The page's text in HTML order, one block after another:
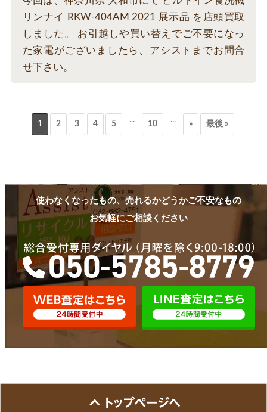
リンナイ RKW-404AM 2021 展示品 を店頭買取
しました。 お引越しや買い替えでご不要になっ
た家電がございましたら、アシストまでお問合
せ下さい。
1 2 3 4 5 ... 10 ... » 最後 »
使わなくなったもの、売れるかどうかご不安なもの
お気軽にご相談ください